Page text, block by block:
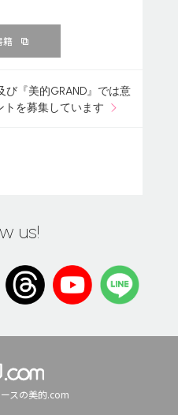
籍
び『美的GRAND』では意
を募集しています
us!
スの美的.com